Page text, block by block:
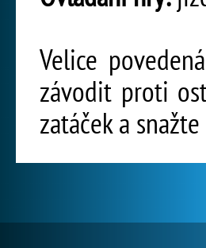
Velice
závodit proti
zatáček a